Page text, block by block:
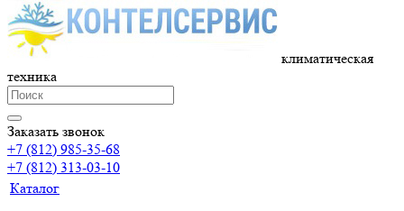
климатическая
техника
Заказать звонок
+7 (812) 985-35-68
+7 (812) 313-03-10
Каталог